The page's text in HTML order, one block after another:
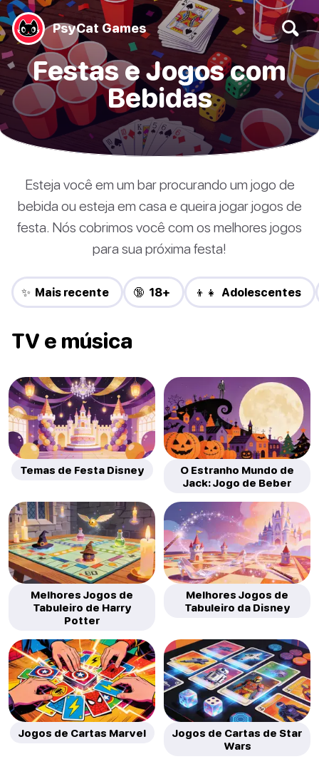
PsyCat Games
Festas e Jogos com
Bebidas
Esteja você em um bar procurando um jogo de
bebida ou esteja em casa e queira jogar jogos de
festa. Nós cobrimos você com os melhores jogos
para sua próxima festa!
✨ Mais recente 🔞 18+ 👦👧 Adolescentes
TV e música
Temas de Festa Disney
O Estranho Mundo de
Jack: Jogo de Beber
Melhores Jogos de
Tabuleiro de Harry
Potter
Melhores Jogos de
Tabuleiro da Disney
Jogos de Cartas Marvel
Jogos de Cartas de Star
Wars